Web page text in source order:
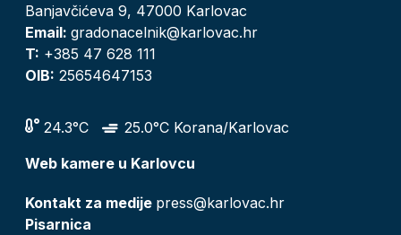
Banjavčićeva 9, 47000 Karlovac
Email: gradonacelnik@karlovac.hr
T: +385 47 628 111
OIB: 25654647153
24.3°C
25.0°C Korana/Karlovac
Web kamere u Karlovcu
Kontakt za medije press@karlovac.hr
Pisarnica